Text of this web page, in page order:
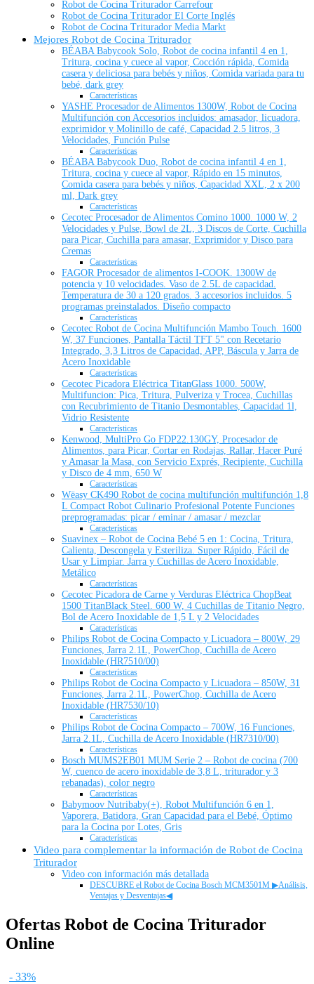
Robot de Cocina Triturador Carrefour
Robot de Cocina Triturador El Corte Inglés
Robot de Cocina Triturador Media Markt
Mejores Robot de Cocina Triturador
BÉABA Babycook Solo, Robot de cocina infantil 4 en 1,
Tritura, cocina y cuece al vapor, Cocción rápida, Comida
casera y deliciosa para bebés y niños, Comida variada para tu
bebé, dark grey
Características
YASHE Procesador de Alimentos 1300W, Robot de Cocina
Multifunción con Accesorios incluidos: amasador, licuadora,
exprimidor y Molinillo de café, Capacidad 2.5 litros, 3
Velocidades, Función Pulse
Características
BÉABA Babycook Duo, Robot de cocina infantil 4 en 1,
Tritura, cocina y cuece al vapor, Rápido en 15 minutos,
Comida casera para bebés y niños, Capacidad XXL, 2 x 200
ml, Dark grey
Características
Cecotec Procesador de Alimentos Comino 1000. 1000 W, 2
Velocidades y Pulse, Bowl de 2L, 3 Discos de Corte, Cuchilla
para Picar, Cuchilla para amasar, Exprimidor y Disco para
Cremas
Características
FAGOR Procesador de alimentos I-COOK. 1300W de
potencia y 10 velocidades. Vaso de 2.5L de capacidad.
Temperatura de 30 a 120 grados. 3 accesorios incluidos. 5
programas preinstalados. Diseño compacto
Características
Cecotec Robot de Cocina Multifunción Mambo Touch. 1600
W, 37 Funciones, Pantalla Táctil TFT 5" con Recetario
Integrado, 3,3 Litros de Capacidad, APP, Báscula y Jarra de
Acero Inoxidable
Características
Cecotec Picadora Eléctrica TitanGlass 1000. 500W,
Multifuncion: Pica, Tritura, Pulveriza y Trocea, Cuchillas
con Recubrimiento de Titanio Desmontables, Capacidad 1l,
Vidrio Resistente
Características
Kenwood, MultiPro Go FDP22.130GY, Procesador de
Alimentos, para Picar, Cortar en Rodajas, Rallar, Hacer Puré
y Amasar la Masa, con Servicio Exprés, Recipiente, Cuchilla
y Disco de 4 mm, 650 W
Características
Wëasy CK490 Robot de cocina multifunción multifunción 1,8
L Compact Robot Culinario Profesional Potente Funciones
preprogramadas: picar / eminar / amasar / mezclar
Características
Suavinex – Robot de Cocina Bebé 5 en 1: Cocina, Tritura,
Calienta, Descongela y Esteriliza. Super Rápido, Fácil de
Usar y Limpiar. Jarra y Cuchillas de Acero Inoxidable,
Metálico
Características
Cecotec Picadora de Carne y Verduras Eléctrica ChopBeat
1500 TitanBlack Steel. 600 W, 4 Cuchillas de Titanio Negro,
Bol de Acero Inoxidable de 1,5 L y 2 Velocidades
Características
Philips Robot de Cocina Compacto y Licuadora – 800W, 29
Funciones, Jarra 2.1L, PowerChop, Cuchilla de Acero
Inoxidable (HR7510/00)
Características
Philips Robot de Cocina Compacto y Licuadora – 850W, 31
Funciones, Jarra 2.1L, PowerChop, Cuchilla de Acero
Inoxidable (HR7530/10)
Características
Philips Robot de Cocina Compacto – 700W, 16 Funciones,
Jarra 2.1L, Cuchilla de Acero Inoxidable (HR7310/00)
Características
Bosch MUMS2EB01 MUM Serie 2 – Robot de cocina (700
W, cuenco de acero inoxidable de 3,8 L, triturador y 3
rebanadas), color negro
Características
Babymoov Nutribaby(+), Robot Multifunción 6 en 1,
Vaporera, Batidora, Gran Capacidad para el Bebé, Óptimo
para la Cocina por Lotes, Gris
Características
Video para complementar la información de Robot de Cocina
Triturador
Video con información más detallada
DESCUBRE el Robot de Cocina Bosch MCM3501M ▶Análisis,
Ventajas y Desventajas◀
Ofertas Robot de Cocina Triturador
Online
- 33%